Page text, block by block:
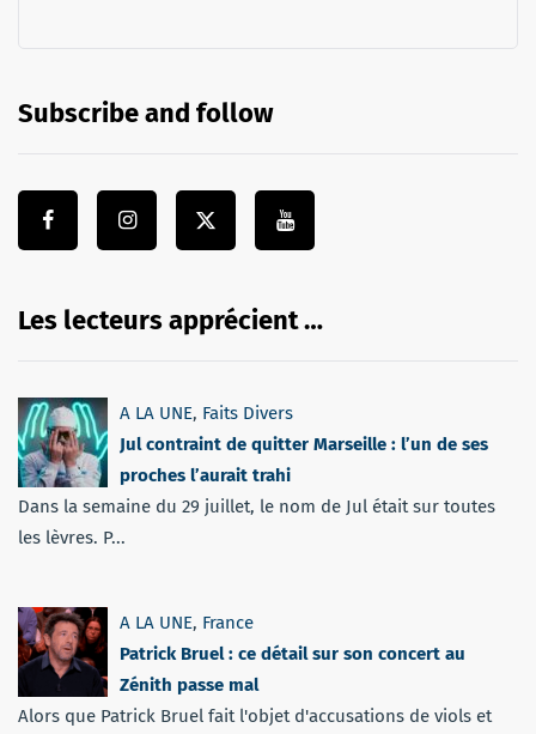
Subscribe and follow
Les lecteurs apprécient …
A LA UNE, Faits Divers
Jul contraint de quitter Marseille : l’un de ses
proches l’aurait trahi
Dans la semaine du 29 juillet, le nom de Jul était sur toutes
les lèvres. P...
A LA UNE, France
Patrick Bruel : ce détail sur son concert au
Zénith passe mal
Alors que Patrick Bruel fait l'objet d'accusations de viols et